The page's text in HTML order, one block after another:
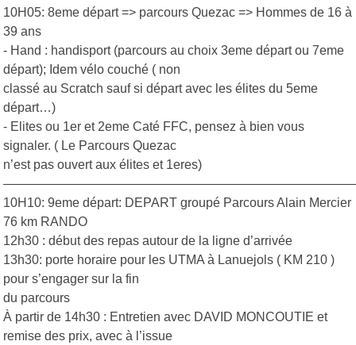
10H05: 8eme départ => parcours Quezac => Hommes de 16 à
39 ans
- Hand : handisport (parcours au choix 3eme départ ou 7eme
départ); Idem vélo couché ( non
classé au Scratch sauf si départ avec les élites du 5eme
départ…)
- Elites ou 1er et 2eme Caté FFC, pensez à bien vous
signaler. ( Le Parcours Quezac
n’est pas ouvert aux élites et 1eres)
10H10: 9eme départ: DEPART groupé Parcours Alain Mercier
76 km RANDO
12h30 : début des repas autour de la ligne d’arrivée
13h30: porte horaire pour les UTMA à Lanuejols ( KM 210 )
pour s’engager sur la fin
du parcours
À partir de 14h30 : Entretien avec DAVID MONCOUTIE et
remise des prix, avec à l’issue